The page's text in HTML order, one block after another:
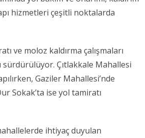
hizmetleri çeşitli noktalarda
ve moloz kaldırma çalışmaları
Çıtlakkale Mahallesi
Gaziler Mahallesi’nde
Sokak’ta ise yol tamiratı
ihtiyaç duyulan